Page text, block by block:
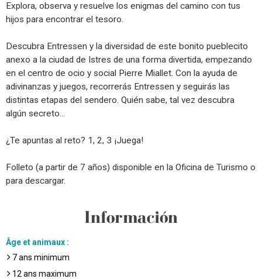
Explora, observa y resuelve los enigmas del camino con tus
hijos para encontrar el tesoro.
Descubra Entressen y la diversidad de este bonito pueblecito
anexo a la ciudad de Istres de una forma divertida, empezando
en el centro de ocio y social Pierre Miallet. Con la ayuda de
adivinanzas y juegos, recorrerás Entressen y seguirás las
distintas etapas del sendero. Quién sabe, tal vez descubra
algún secreto...
¿Te apuntas al reto? 1, 2, 3 ¡Juega!
Folleto (a partir de 7 años) disponible en la Oficina de Turismo o
para descargar.
Información
Âge et animaux :
7ans minimum
12 ans maximum